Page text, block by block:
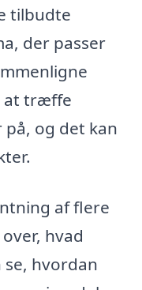
tilbudte
der passer
at træffe
og det kan
af flere
hvad
hvordan